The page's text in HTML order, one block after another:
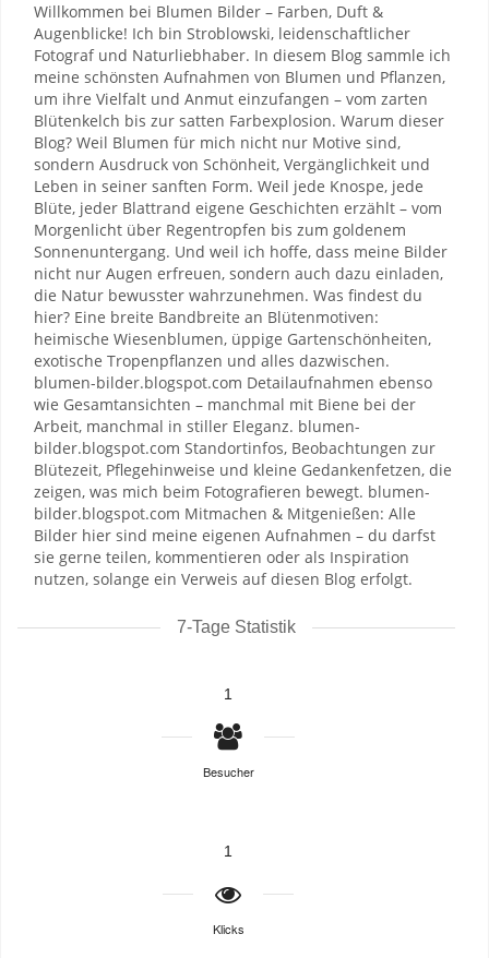
Willkommen bei Blumen Bilder – Farben, Duft &
Augenblicke! Ich bin Stroblowski, leidenschaftlicher
Fotograf und Naturliebhaber. In diesem Blog sammle ich
meine schönsten Aufnahmen von Blumen und Pflanzen,
um ihre Vielfalt und Anmut einzufangen – vom zarten
Blütenkelch bis zur satten Farbexplosion. Warum dieser
Blog? Weil Blumen für mich nicht nur Motive sind,
sondern Ausdruck von Schönheit, Vergänglichkeit und
Leben in seiner sanften Form. Weil jede Knospe, jede
Blüte, jeder Blattrand eigene Geschichten erzählt – vom
Morgenlicht über Regentropfen bis zum goldenem
Sonnenuntergang. Und weil ich hoffe, dass meine Bilder
nicht nur Augen erfreuen, sondern auch dazu einladen,
die Natur bewusster wahrzunehmen. Was findest du
hier? Eine breite Bandbreite an Blütenmotiven:
heimische Wiesenblumen, üppige Gartenschönheiten,
exotische Tropenpflanzen und alles dazwischen.
blumen-bilder.blogspot.com Detailaufnahmen ebenso
wie Gesamtansichten – manchmal mit Biene bei der
Arbeit, manchmal in stiller Eleganz. blumen-
bilder.blogspot.com Standortinfos, Beobachtungen zur
Blütezeit, Pflegehinweise und kleine Gedankenfetzen, die
zeigen, was mich beim Fotografieren bewegt. blumen-
bilder.blogspot.com Mitmachen & Mitgenießen: Alle
Bilder hier sind meine eigenen Aufnahmen – du darfst
sie gerne teilen, kommentieren oder als Inspiration
nutzen, solange ein Verweis auf diesen Blog erfolgt.
7-Tage Statistik
1
Besucher
1
Klicks